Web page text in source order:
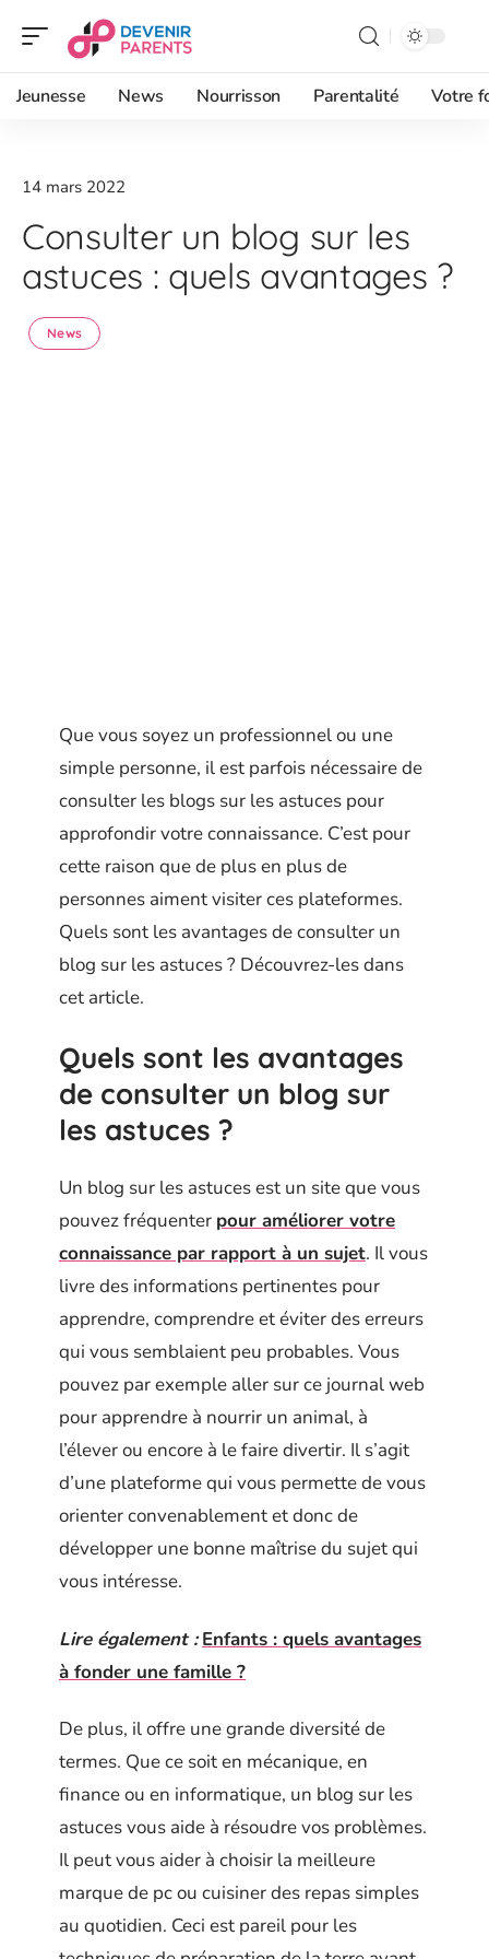
Jeunesse News Nourrisson Parentalité Votre
14 mars 2022
Consulter un blog sur les
astuces : quels avantages ?
News
Que vous soyez un professionnel ou une
simple personne, il est parfois nécessaire de
consulter les blogs sur les astuces pour
approfondir votre connaissance. C’est pour
cette raison que de plus en plus de
personnes aiment visiter ces plateformes.
Quels sont les avantages de consulter un
blog sur les astuces ? Découvrez-les dans
cet article.
Quels sont les avantages
de consulter un blog sur
les astuces ?
Un blog sur les astuces est un site que vous
pouvez fréquenter pour améliorer votre
connaissance par rapport à un sujet. Il vous
livre des informations pertinentes pour
apprendre, comprendre et éviter des erreurs
qui vous semblaient peu probables. Vous
pouvez par exemple aller sur ce journal web
pour apprendre à nourrir un animal, à
l’élever ou encore à le faire divertir. Il s’agit
d’une plateforme qui vous permette de vous
orienter convenablement et donc de
développer une bonne maîtrise du sujet qui
vous intéresse.
Lire également : Enfants : quels avantages
à fonder une famille ?
De plus, il offre une grande diversité de
termes. Que ce soit en mécanique, en
finance ou en informatique, un blog sur les
astuces vous aide à résoudre vos problèmes.
Il peut vous aider à choisir la meilleure
marque de pc ou cuisiner des repas simples
au quotidien. Ceci est pareil pour les